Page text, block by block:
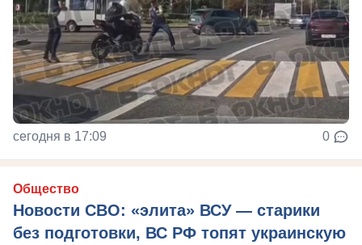
сегодня в 17:09 0
Общество
Новости СВО: «элита» ВСУ — старики
без подготовки, ВС РФ топят украинскую